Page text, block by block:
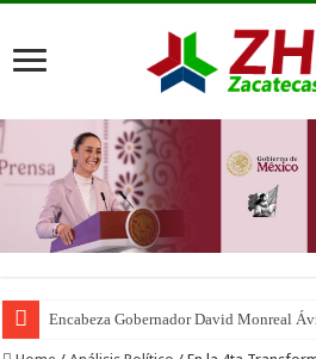
Encabeza Gobernador David Monreal